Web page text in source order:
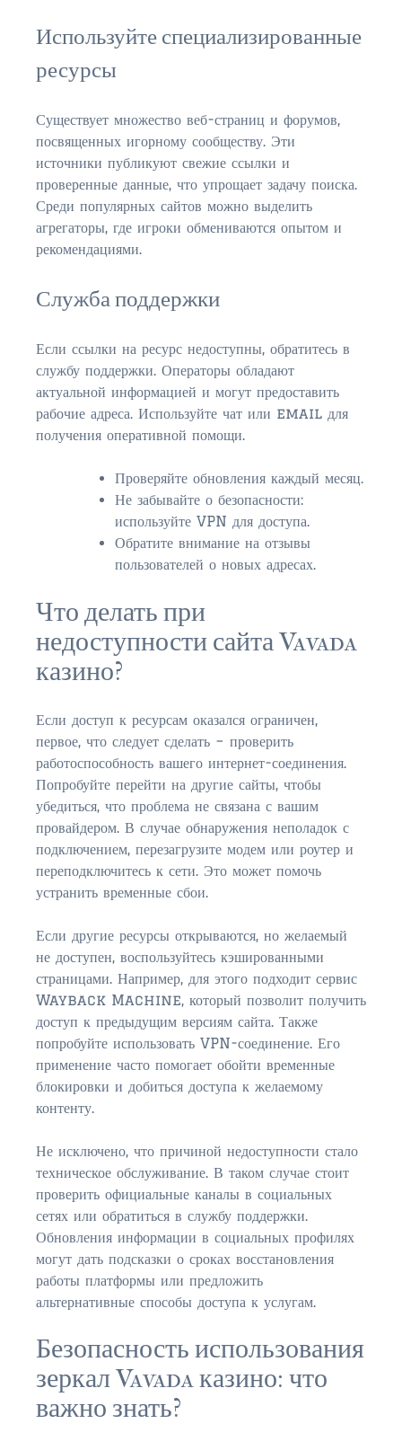
$500,000 – $750,000
$750,000 – $1,000,000
$1,000,000 – $2,000,000
$2,000,000 and up
PONTE VEDRA / NOCATEE
$150,000 – $300,000
$350,000 – $500,000
$750,000 – $1,000,000
$1,000,000 – $2,000,000
$2,000,000 and up
PONTE VEDRA BEACH
$150,000 – $350,000
$500,000 – $750,000
$750,000 – $1,000,000
$2,000,000 and up
$150,000 and down
$150,000 – $350,000
$350,000 – $500,000
$750,000 – $1,000,000
$1,000,000 -$2,000,000
$2,000,000 and up
FLEMING ISLAND
$150,000 and down
$350,000 – $500,000
$500,000 – $750,000
$750,000 – $1,000,000
$1,000,000 – $2,000,000
GREEN COVE SPRINGS
$150,000 and down
$150,000 – $350,000
Используйте специализированные
ресурсы
Существует множество веб-страниц и форумов,
посвященных игорному сообществу. Эти
источники публикуют свежие ссылки и
проверенные данные, что упрощает задачу поиска.
Среди популярных сайтов можно выделить
агрегаторы, где игроки обмениваются опытом и
рекомендациями.
Служба поддержки
Если ссылки на ресурс недоступны, обратитесь в
службу поддержки. Операторы обладают
актуальной информацией и могут предоставить
рабочие адреса. Используйте чат или email для
получения оперативной помощи.
Проверяйте обновления каждый месяц.
Не забывайте о безопасности:
используйте VPN для доступа.
Обратите внимание на отзывы
пользователей о новых адресах.
Что делать при
недоступности сайта Vavada
казино?
Если доступ к ресурсам оказался ограничен,
первое, что следует сделать – проверить
работоспособность вашего интернет-соединения.
Попробуйте перейти на другие сайты, чтобы
убедиться, что проблема не связана с вашим
провайдером. В случае обнаружения неполадок с
подключением, перезагрузите модем или роутер и
переподключитесь к сети. Это может помочь
устранить временные сбои.
Если другие ресурсы открываются, но желаемый
не доступен, воспользуйтесь кэшированными
страницами. Например, для этого подходит сервис
Wayback Machine, который позволит получить
доступ к предыдущим версиям сайта. Также
попробуйте использовать VPN-соединение. Его
применение часто помогает обойти временные
блокировки и добиться доступа к желаемому
контенту.
Не исключено, что причиной недоступности стало
техническое обслуживание. В таком случае стоит
проверить официальные каналы в социальных
сетях или обратиться в службу поддержки.
Обновления информации в социальных профилях
могут дать подсказки о сроках восстановления
работы платформы или предложить
альтернативные способы доступа к услугам.
Безопасность использования
зеркал Vavada казино: что
важно знать?